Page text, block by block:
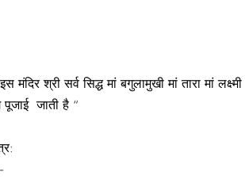
मंदिर श्री सर्व सिद्ध मां बगुलामुखी मां तारा मां
पूजाई जाती है “